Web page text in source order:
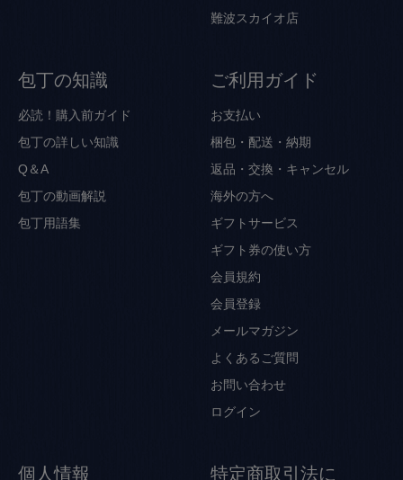
難波スカイオ店
包丁の知識
必読！購入前ガイド
包丁の詳しい知識
Q＆A
包丁の動画解説
包丁用語集
ご利用ガイド
お支払い
梱包・配送・納期
返品・交換・キャンセル
海外の方へ
ギフトサービス
ギフト券の使い方
会員規約
会員登録
メールマガジン
よくあるご質問
お問い合わせ
ログイン
個人情報 特定商取引法に